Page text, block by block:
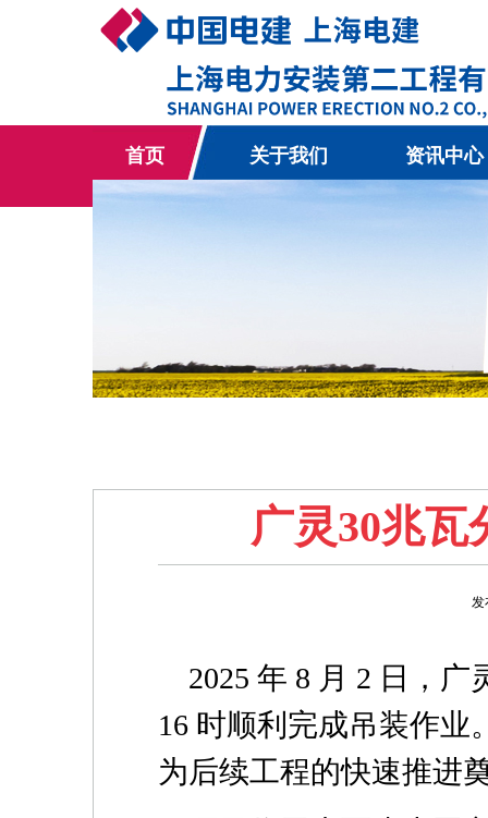
首页 关于我们 资讯中心
广灵30兆
2025 年 8 月 2 日，
16 时顺利完成吊装作
为后续工程的快速推进